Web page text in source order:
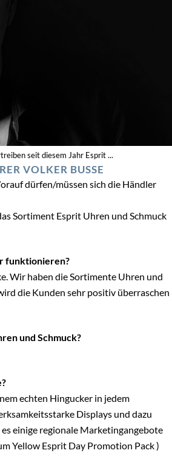
seit diesem Jahr Esprit ...
VOLKER BUSSE
dürfen/müssen sich die Händler
Sortiment Esprit Uhren und Schmuck
funktionieren?
Wir haben die Sortimente Uhren und
die Kunden sehr positiv überraschen
und Schmuck?
echten Hingucker in jedem
Displays und dazu
einige regionale Marketingangebote
Yellow Esprit Day Promotion Pack )